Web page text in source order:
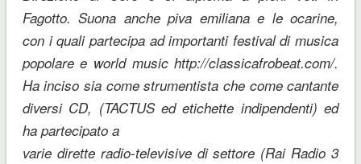
Fagotto. Suona anche piva emiliana e le ocarine,
con i quali partecipa ad importanti festival di musica
popolare e world music http://classicafrobeat.com/.
Ha inciso sia come strumentista che come cantante
diversi CD, (TACTUS ed etichette indipendenti) ed
ha partecipato a
varie dirette radio-televisive di settore (Rai Radio 3